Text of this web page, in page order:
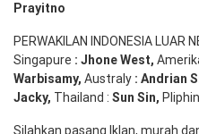
Prayitno
PERWAKILAN INDONESIA LUAR
Singapure : JhoneWest,
Warbisamy, Australy : Andrian
Jacky, Thailand : Sun Sin,
Silahkan pasang Iklan, murah